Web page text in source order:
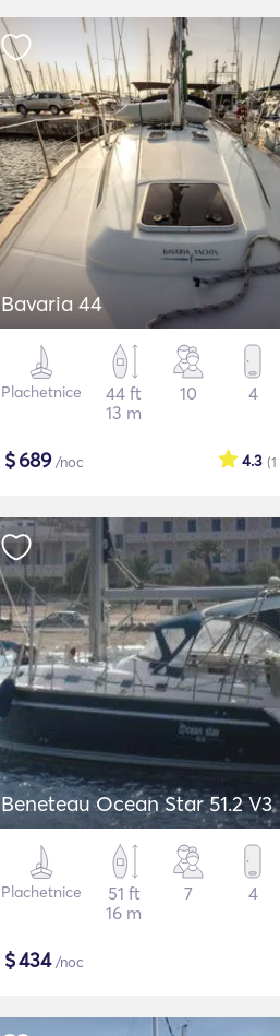
Bavaria 44
Plachetnice
44 ft
13 m
10 4
$689/noc (1
4.3
Beneteau Ocean Star 51.2 V3
Plachetnice
51 ft
16 m
7 4
$434/noc